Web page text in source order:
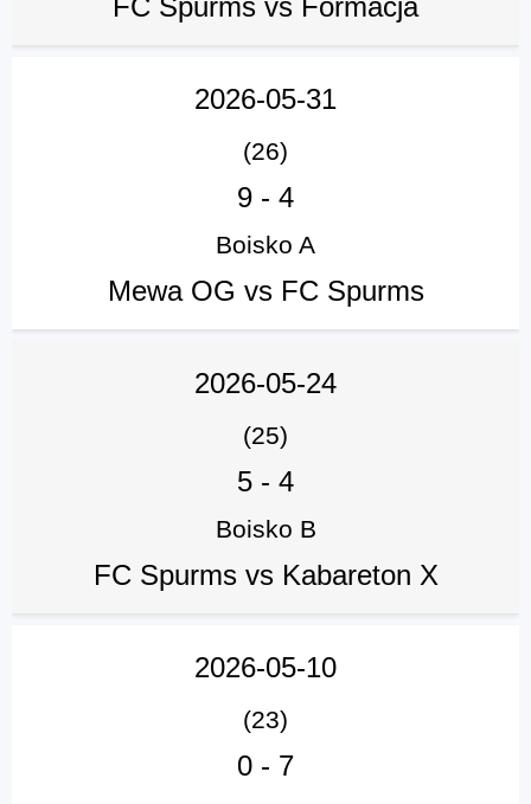
FC Spurms vs Formacja
2026-05-31
(26)
9 - 4
Boisko A
Mewa OG vs FC Spurms
2026-05-24
(25)
5 - 4
Boisko B
FC Spurms vs Kabareton X
2026-05-10
(23)
0 - 7